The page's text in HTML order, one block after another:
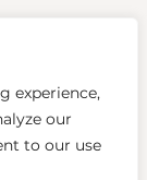
experience,
our
to our use